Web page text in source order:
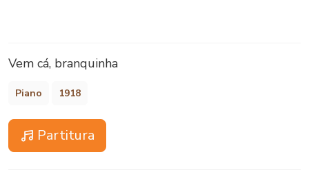
Vem cá, branquinha
Piano 1918
Partitura